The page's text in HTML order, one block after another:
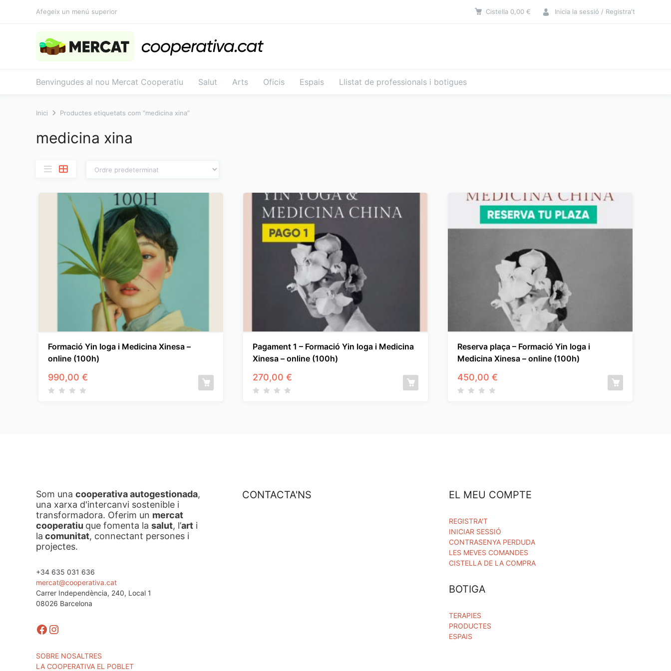
Afegeix un menú superior Cistella 0,00 € Inicia la sessió / Registra't
Benvingudes al nou Mercat Cooperatiu Salut Arts Oficis Espais Llistat de professionals i botigues
Inici Productes etiquetats com “medicina xina”
medicina xina
Formació Yin Ioga i Medicina Xinesa –
online (100h)
990,00 €
Pagament 1 – Formació Yin Ioga i Medicina
Xinesa – online (100h)
270,00 €
Reserva plaça – Formació Yin Ioga i
Medicina Xinesa – online (100h)
450,00 €
Som una cooperativa autogestionada,
una xarxa d'intercanvi sostenible i
transformadora. Oferim un mercat
cooperatiu que fomenta la salut, l’art i
la comunitat, connectant persones i
projectes.
+34 635 031 636
mercat@cooperativa.cat
Carrer Independència, 240, Local 1
08026 Barcelona
Facebook
Instagram
SOBRE NOSALTRES
LA COOPERATIVA EL POBLET
CONTACTA'NS EL MEU COMPTE
REGISTRA'T
INICIAR SESSIÓ
CONTRASENYA PERDUDA
LES MEVES COMANDES
CISTELLA DE LA COMPRA
BOTIGA
TERAPIES
PRODUCTES
ESPAIS